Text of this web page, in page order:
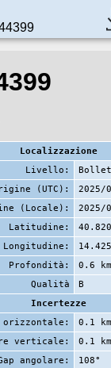
Localizzazione
Livello:
(UTC):
2025/
(Locale):
2025/
Latitudine:
Longitudine:
Profondità:
0.6 km
Qualità
B
Incertezze
orizzontale:
0.1 km
verticale:
0.1 km
angolare:
108°